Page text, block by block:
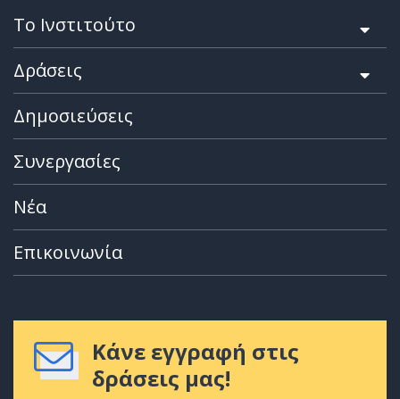
Το Ινστιτούτο
Δράσεις
Δημοσιεύσεις
Συνεργασίες
Νέα
Επικοινωνία
Κάνε εγγραφή στις
δράσεις μας!